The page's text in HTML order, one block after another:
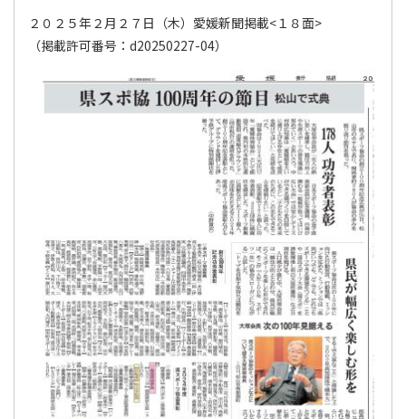
２０２５年２月２７日（木）愛媛新聞掲載<１８面>
（掲載許可番号：d20250227-04）